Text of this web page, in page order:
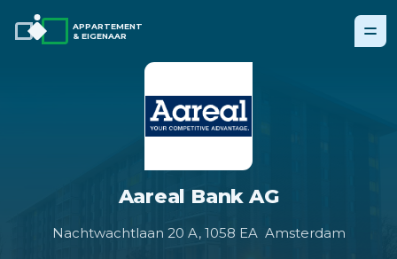
APPARTEMENT
& EIGENAAR
Aareal Bank AG
Nachtwachtlaan 20 A, 1058 EA Amsterdam